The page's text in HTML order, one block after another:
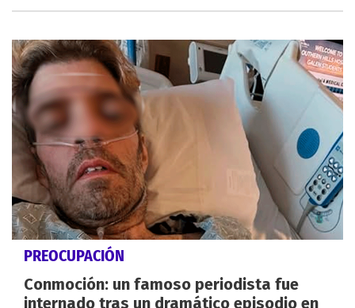
PREOCUPACIÓN
Conmoción: un famoso periodista fue
internado tras un dramático episodio en